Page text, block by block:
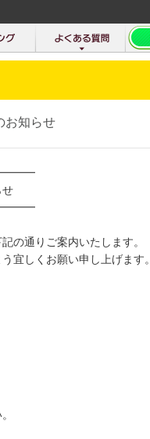
お知らせ
の通りご案内いたします。
宜しくお願い申し上げます。